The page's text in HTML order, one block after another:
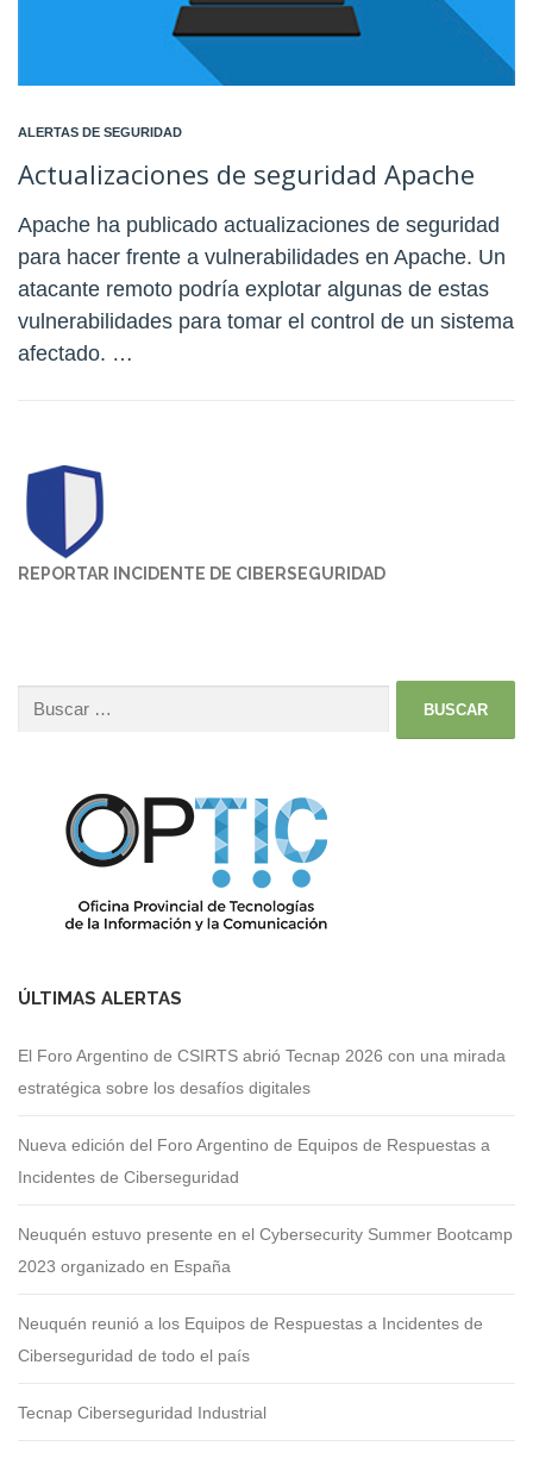
ALERTAS DE SEGURIDAD
Actualizaciones de seguridad Apache
Apache ha publicado actualizaciones de seguridad
para hacer frente a vulnerabilidades en Apache. Un
atacante remoto podría explotar algunas de estas
vulnerabilidades para tomar el control de un sistema
afectado. …
REPORTAR INCIDENTE DE CIBERSEGURIDAD
ÚLTIMAS ALERTAS
El Foro Argentino de CSIRTS abrió Tecnap 2026 con una mirada
estratégica sobre los desafíos digitales
Nueva edición del Foro Argentino de Equipos de Respuestas a
Incidentes de Ciberseguridad
Neuquén estuvo presente en el Cybersecurity Summer Bootcamp
2023 organizado en España
Neuquén reunió a los Equipos de Respuestas a Incidentes de
Ciberseguridad de todo el país
Tecnap Ciberseguridad Industrial